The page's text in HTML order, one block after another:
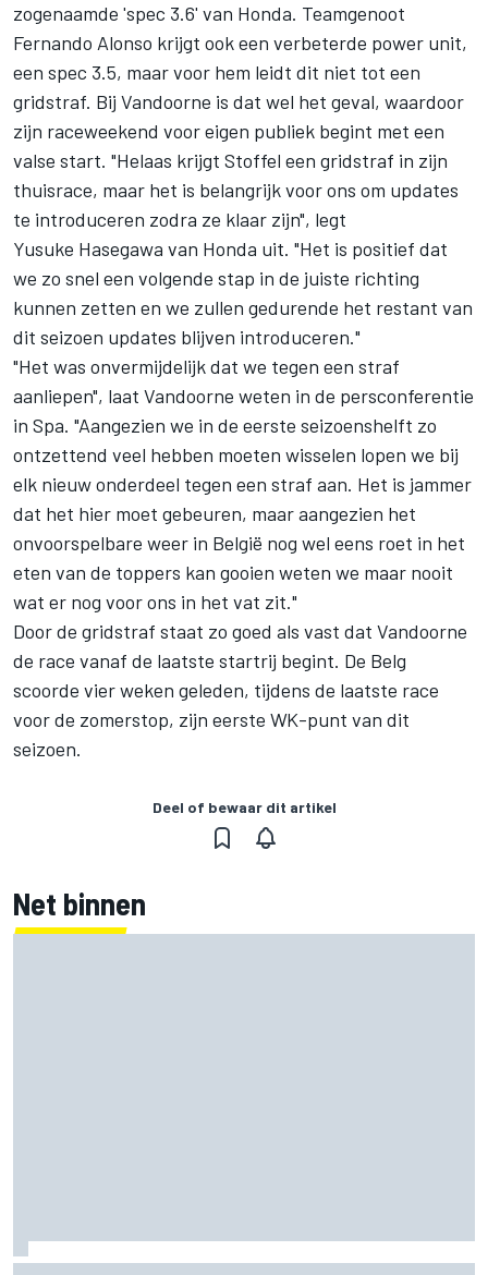
zogenaamde 'spec 3.6' van Honda. Teamgenoot
Fernando Alonso krijgt ook een verbeterde power unit,
een spec 3.5, maar voor hem leidt dit niet tot een
gridstraf. Bij Vandoorne is dat wel het geval, waardoor
zijn raceweekend voor eigen publiek begint met een
valse start. "Helaas krijgt Stoffel een gridstraf in zijn
thuisrace, maar het is belangrijk voor ons om updates
te introduceren zodra ze klaar zijn", legt
Yusuke Hasegawa van Honda uit. "Het is positief dat
we zo snel een volgende stap in de juiste richting
kunnen zetten en we zullen gedurende het restant van
dit seizoen updates blijven introduceren."
"Het was onvermijdelijk dat we tegen een straf
aanliepen", laat Vandoorne weten in de persconferentie
in Spa. "Aangezien we in de eerste seizoenshelft zo
ontzettend veel hebben moeten wisselen lopen we bij
elk nieuw onderdeel tegen een straf aan. Het is jammer
dat het hier moet gebeuren, maar aangezien het
onvoorspelbare weer in België nog wel eens roet in het
eten van de toppers kan gooien weten we maar nooit
wat er nog voor ons in het vat zit."
Door de gridstraf staat zo goed als vast dat Vandoorne
de race vanaf de laatste startrij begint. De Belg
scoorde vier weken geleden, tijdens de laatste race
voor de zomerstop, zijn eerste WK-punt van dit
seizoen.
Deel of bewaar dit artikel
Net binnen